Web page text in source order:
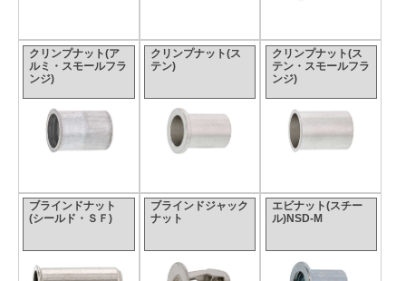
クリンプナット(ア
ルミ・スモールフラ
ンジ)
クリンプナット(ス
テン)
クリンプナット(ス
テン・スモールフラ
ンジ)
ブラインドナット
(シールド・ＳＦ)
ブラインドジャック
ナット
エビナット(スチー
ル)NSD-M